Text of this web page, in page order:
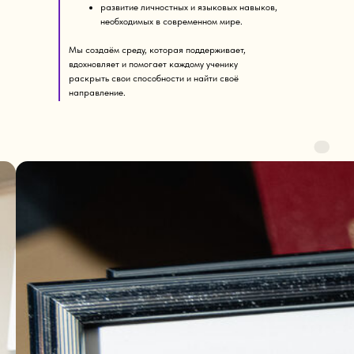
развитие личностных и языковых навыков,
необходимых в современном мире.
Мы создаём среду, которая поддерживает,
вдохновляет и помогает каждому ученику
раскрыть свои способности и найти своё
направление.